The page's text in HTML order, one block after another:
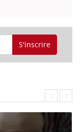
S'inscrire